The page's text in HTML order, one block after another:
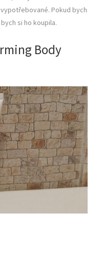
Pokud bych
si ho koupila.
Body